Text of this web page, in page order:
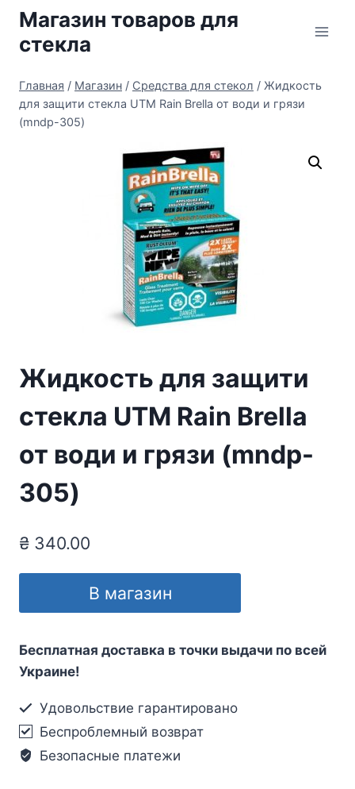
Перейти
содержимому
Магазин товаров для
стекла
Главная / Магазин / Средства для стекол / Жидкость
для защити стекла UTM Rain Brella от води и грязи
(mndp-305)
Жидкость для защити
стекла UTM Rain Brella
от води и грязи (mndp-
305)
₴ 340.00
В магазин
Бесплатная доставка в точки выдачи по всей
Украине!
Удовольствие гарантировано
Беспроблемный возврат
Безопасные платежи